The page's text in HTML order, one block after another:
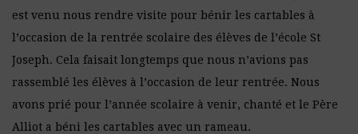
est venu nous rendre visite pour bénir les cartables à
l’occasion de la rentrée scolaire des élèves de l’école St
Joseph. Cela faisait longtemps que nous n’avions pas
rassemblé les élèves à l’occasion de leur rentrée. Nous
avons prié pour l’année scolaire à venir, chanté et le Père
Alliot a béni les cartables avec un rameau.